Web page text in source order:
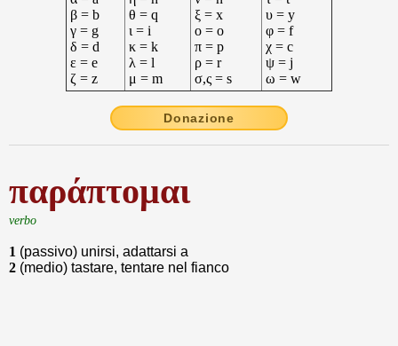
β = b
γ = g
δ = d
ε = e
ζ = z
θ = q
ι = i
κ = k
λ = l
μ = m
ξ = x
ο = o
π = p
ρ = r
σ,ς = s
υ = y
φ = f
χ = c
ψ = j
ω = w
Donazione
παράπτομαι
verbo
1 (passivo) unirsi, adattarsi a
2 (medio) tastare, tentare nel fianco